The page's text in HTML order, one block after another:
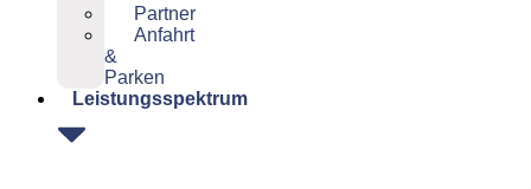
Partner
Anfahrt
&
Parken
Leistungsspektrum